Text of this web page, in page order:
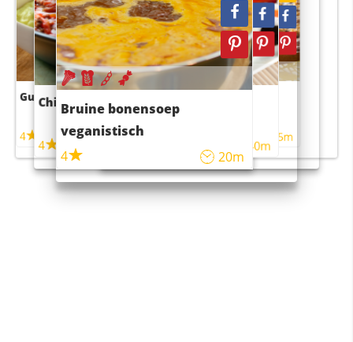
Guacamole
4
Chili con carne
4 45m
Bruine bonensoep
veganistisch
4
20m
Sushi rijstsalade
maaltijdsalade
40m
4 55m